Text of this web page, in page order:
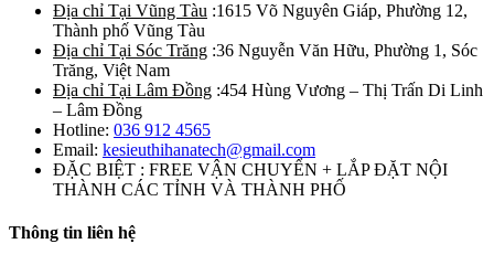
Địa chỉ Tại Vũng Tàu :1615 Võ Nguyên Giáp, Phường 12,
Thành phố Vũng Tàu
Địa chỉ Tại Sóc Trăng :36 Nguyễn Văn Hữu, Phường 1, Sóc
Trăng, Việt Nam
Địa chỉ Tại Lâm Đồng :454 Hùng Vương – Thị Trấn Di Linh
– Lâm Đồng
Hotline: 036 912 4565
Email: kesieuthihanatech@gmail.com
ĐẶC BIỆT : FREE VẬN CHUYỂN + LẮP ĐẶT NỘI
THÀNH CÁC TỈNH VÀ THÀNH PHỐ
Thông tin liên hệ